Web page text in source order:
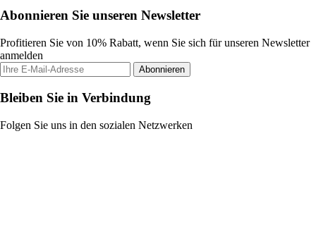
Abonnieren Sie unseren Newsletter
Profitieren Sie von 10% Rabatt, wenn Sie sich für unseren Newsletter
anmelden
Abonnieren
Bleiben Sie in Verbindung
Folgen Sie uns in den sozialen Netzwerken